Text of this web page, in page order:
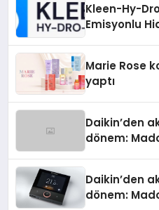
Kleen-Hy-
Emisyonlu
Marie Rose
yaptı
Daikin’den
dönem:
Daikin’den
dönem: